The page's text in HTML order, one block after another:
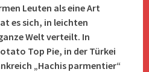
Leuten als eine Art
es sich, in leichten
Welt verteilt. In
Top Pie, in der Türkei
„Hachis parmentier“